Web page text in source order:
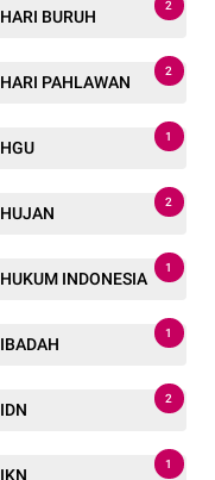
HARI BURUH
2
HARI PAHLAWAN
2
HGU
1
HUJAN
2
HUKUM INDONESIA
1
IBADAH
1
IDN
2
IKN
1